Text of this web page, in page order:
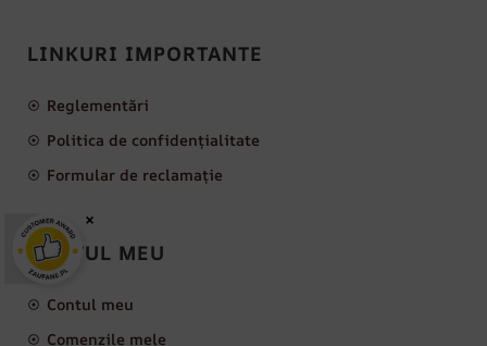
LINKURI IMPORTANTE
Reglementări
Politica de confidențialitate
Formular de reclamație
CONTUL MEU
Contul meu
Comenzile mele
×